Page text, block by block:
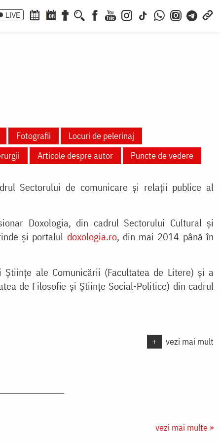
LIVE 08
Fotografii
Locuri de pelerinaj
Articole despre autor Puncte de vedere
Sectorului de comunicare și relații publice al
Doxologia, din cadrul Sectorului Cultural și
și portalul doxologia.ro, din mai 2014 până în
ale Comunicării (Facultatea de Litere) și a
de Filosofie și Științe Social-Politice) din cadrul
+ vezi mai mult
vezi mai multe »